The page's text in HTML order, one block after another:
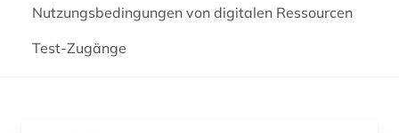
Nutzungsbedingungen von digitalen Ressourcen
Test-Zugänge